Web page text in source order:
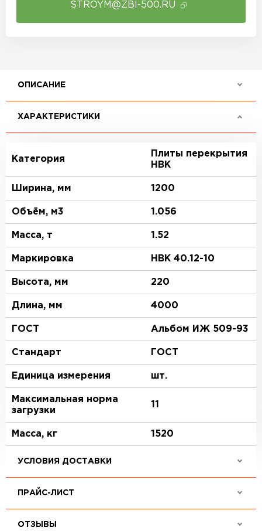
STROYM@ZBI-500.RU
ОПИСАНИЕ
ХАРАКТЕРИСТИКИ
Категория
Плиты перекрытия
НВК
Ширина, мм 1200
Объём, м3 1.056
Масса, т 1.52
Маркировка НВК 40.12-10
Высота, мм 220
Длина, мм 4000
ГОСТ Альбом ИЖ 509-93
Стандарт ГОСТ
Единица измерения шт.
Максимальная норма
загрузки
11
Масса, кг 1520
УСЛОВИЯ ДОСТАВКИ
ПРАЙС-ЛИСТ
ОТЗЫВЫ